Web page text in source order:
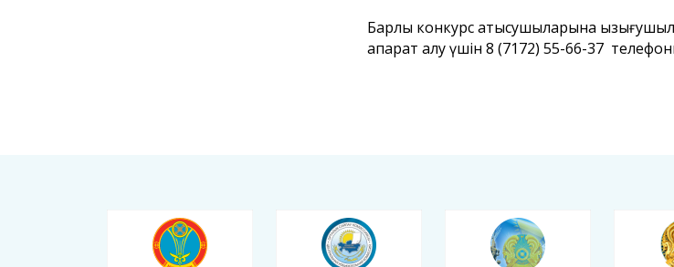
Барлық конкурс қатысушыларына
ақпарат алу үшін 8 (7172) 55-66-37